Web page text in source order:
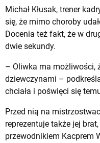
Michał Kłusak, trener
się, że mimo choroby
Docenia też fakt, że w
dwie sekundy.
– Oliwka ma możliwości,
dziewczynami –
chciała i poświęci się
Przed nią na
reprezentuje także jej
przewodnikiem Kacprem